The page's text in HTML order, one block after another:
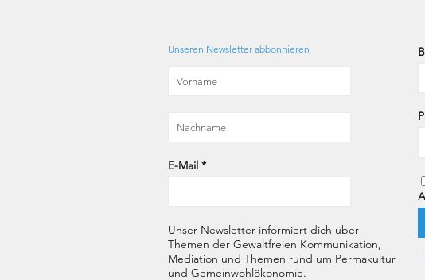
Unseren Newsletter abbonnieren
E-Mail*
Unser Newsletter informiert dich über
Themen der Gewaltfreien Kommunikation,
Mediation und Themen rund um Permakultur
und Gemeinwohlökonomie.